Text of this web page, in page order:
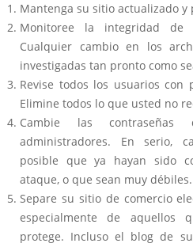
Mantenga su sitio actualizado y
Monitoree la integridad de
Cualquier cambio en los
investigadas tan pronto como
Revise todos los usuarios con
Elimine todos lo que usted no
Cambie las
administradores. En serio,
posible que ya hayan sido
ataque, o que sean muy débiles.
Separe su sitio de comercio
especialmente de aquellos
protege. Incluso el blog de